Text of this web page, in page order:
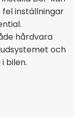
inställningar
hårdvara
och
bilen.